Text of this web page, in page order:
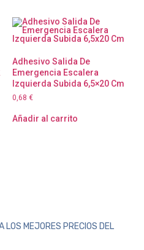
Adhesivo Salida De
Emergencia Escalera
Izquierda Subida 6,5×20 Cm
0,68 €
Añadir al carrito
LOS MEJORES PRECIOS DEL